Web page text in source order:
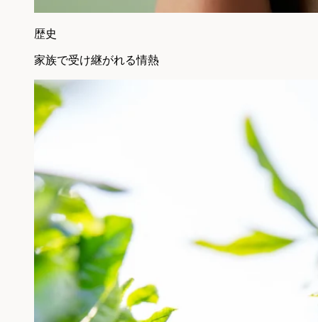
歴史
家族で受け継がれる情熱